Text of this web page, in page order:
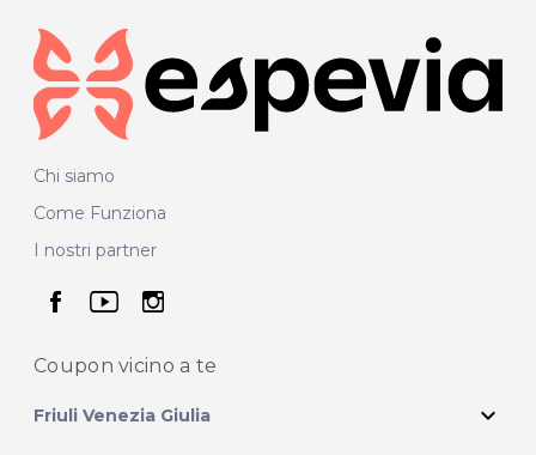
Chi siamo
Come Funziona
I nostri partner
seguici su facebook
seguici su youtube
seguici su instagram
Coupon vicino a te
Friuli Venezia Giulia expand_more